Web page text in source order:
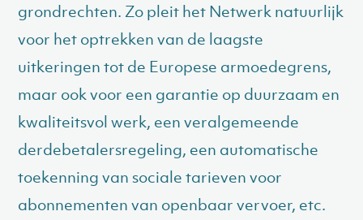
grondrechten. Zo pleit het Netwerk natuurlijk
voor het optrekken van de laagste
uitkeringen tot de Europese armoedegrens,
maar ook voor een garantie op duurzaam en
kwaliteitsvol werk, een veralgemeende
derdebetalersregeling, een automatische
toekenning van sociale tarieven voor
abonnementen van openbaar vervoer, etc.